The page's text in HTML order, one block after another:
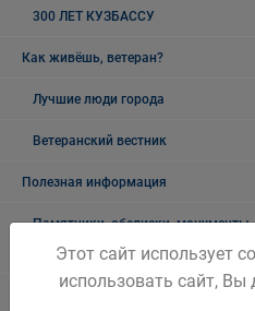
300 ЛЕТ КУЗБАССУ
Как живёшь, ветеран?
Лучшие люди города
Ветеранский вестник
Полезная информация
Памятники, обелиски,
Беловского городского округа
Этот сайт использует
использовать сайт, Вы